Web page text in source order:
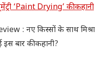
‘Paint Drying’ की कहानी
: नए किस्सों के साथ मिश्रा
इस बार की कहानी?